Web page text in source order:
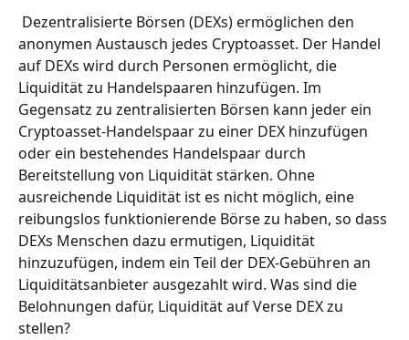
anonymen Austausch jedes Cryptoasset. Der Handel
auf DEXs wird durch Personen ermöglicht, die
Liquidität zu Handelspaaren hinzufügen. Im
Gegensatz zu zentralisierten Börsen kann jeder ein
Cryptoasset-Handelspaar zu einer DEX hinzufügen
oder ein bestehendes Handelspaar durch
Bereitstellung von Liquidität stärken. Ohne
ausreichende Liquidität ist es nicht möglich, eine
reibungslos funktionierende Börse zu haben, so dass
DEXs Menschen dazu ermutigen, Liquidität
hinzuzufügen, indem ein Teil der DEX-Gebühren an
Liquiditätsanbieter ausgezahlt wird. Was sind die
Belohnungen dafür, Liquidität auf Verse DEX zu
stellen?